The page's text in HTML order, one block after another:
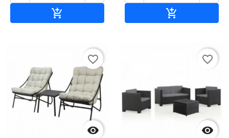
 

favorite_border

favorite_border